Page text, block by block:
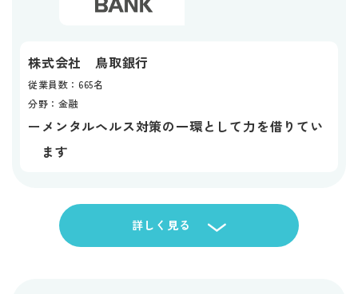
株式会社 鳥取銀行
従業員数：665名
分野：金融
ー メンタルヘルス対策の一環として力を借りてい
ます
詳しく見る